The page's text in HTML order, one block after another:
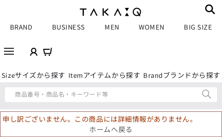
BRAND BUSINESS MEN WOMEN BIG SIZE
Sizeサイズから探す Itemアイテムから探す Brandブランドから探す
商品番号・商品名・キーワード等
申し訳ございません。この商品には詳細情報がありません。
ホームへ戻る